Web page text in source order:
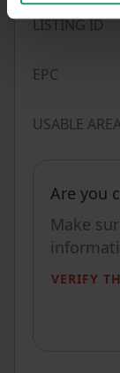
LISTING ID
EPC
USABLE
Are you
Make
VERIFY